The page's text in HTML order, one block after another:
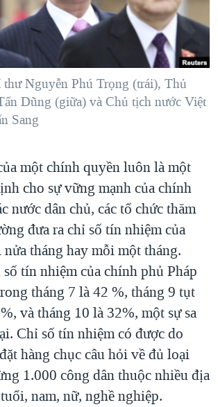
NGOẠI
CỬ 2024
TRANH TẠI DẢI GAZA
ĐAI & CON ĐƯỜNG
GIỚI
- NGƯỜI HẠ 'BÊN THẮNG CUỘC'
TRANH AFGHANISTAN
HÒA Ở VIỆT NAM
TRUMP-KIM TẠI VIỆT NAM
VS. CHÍNH PHỦ VIỆT NAM
VÀ LÀN SÓNG TRỘM HẢI SÂM
LỘ: TIẾNG VỌNG TỪ NÔNG THÔN MỸ
MỸ
Nguyễn Phú Trọng (trái), Thủ
Dũng (giữa) và Chủ tịch nước Việt
Sang
một chính quyền luôn là một
cho sự vững mạnh của chính
nước dân chủ, các tổ chức thăm
đưa ra chỉ số tín nhiệm của
tháng hay mỗi một tháng.
tín nhiệm của chính phủ Pháp
tháng 7 là 42 %, tháng 9 tụt
và tháng 10 là 32%, một sự sa
Chỉ số tín nhiệm có được do
hàng chục câu hỏi về đủ loại
1.000 công dân thuộc nhiều địa
nam, nữ, nghề nghiệp.